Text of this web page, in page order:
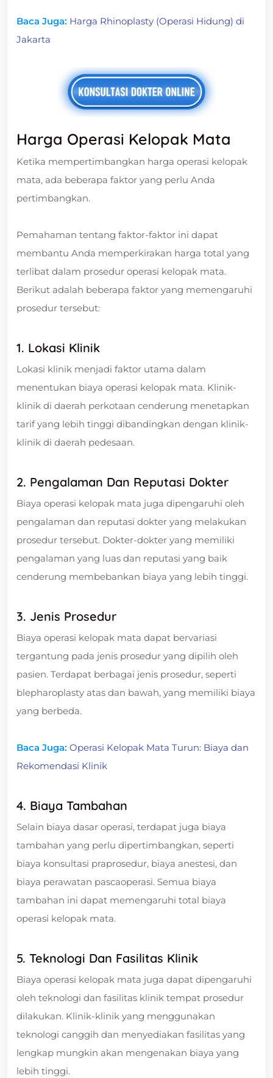
Baca Juga: Harga Rhinoplasty (Operasi Hidung) di
Jakarta
Harga Operasi Kelopak Mata
Ketika mempertimbangkan harga operasi kelopak
mata, ada beberapa faktor yang perlu Anda
pertimbangkan.
Pemahaman tentang faktor-faktor ini dapat
membantu Anda memperkirakan harga total yang
terlibat dalam prosedur operasi kelopak mata.
Berikut adalah beberapa faktor yang memengaruhi
prosedur tersebut:
1. Lokasi Klinik
Lokasi klinik menjadi faktor utama dalam
menentukan biaya operasi kelopak mata. Klinik-
klinik di daerah perkotaan cenderung menetapkan
tarif yang lebih tinggi dibandingkan dengan klinik-
klinik di daerah pedesaan.
2. Pengalaman Dan Reputasi Dokter
Biaya operasi kelopak mata juga dipengaruhi oleh
pengalaman dan reputasi dokter yang melakukan
prosedur tersebut. Dokter-dokter yang memiliki
pengalaman yang luas dan reputasi yang baik
cenderung membebankan biaya yang lebih tinggi.
3. Jenis Prosedur
Biaya operasi kelopak mata dapat bervariasi
tergantung pada jenis prosedur yang dipilih oleh
pasien. Terdapat berbagai jenis prosedur, seperti
blepharoplasty atas dan bawah, yang memiliki biaya
yang berbeda.
Baca Juga: Operasi Kelopak Mata Turun: Biaya dan
Rekomendasi Klinik
4. Biaya Tambahan
Selain biaya dasar operasi, terdapat juga biaya
tambahan yang perlu dipertimbangkan, seperti
biaya konsultasi praprosedur, biaya anestesi, dan
biaya perawatan pascaoperasi. Semua biaya
tambahan ini dapat memengaruhi total biaya
operasi kelopak mata.
5. Teknologi Dan Fasilitas Klinik
Biaya operasi kelopak mata juga dapat dipengaruhi
oleh teknologi dan fasilitas klinik tempat prosedur
dilakukan. Klinik-klinik yang menggunakan
teknologi canggih dan menyediakan fasilitas yang
lengkap mungkin akan mengenakan biaya yang
lebih tinggi.